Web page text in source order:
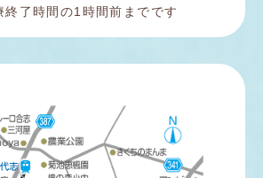
了時間の1時間前までです